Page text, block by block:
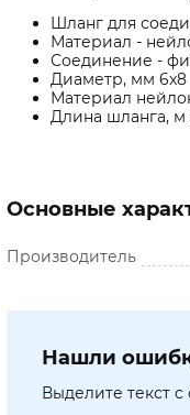
Шланг для
Материал -
Соединение -
Диаметр, мм 6x8
Материал
Длина шланга, м
Основные
Производитель
Нашли
Выделите текст